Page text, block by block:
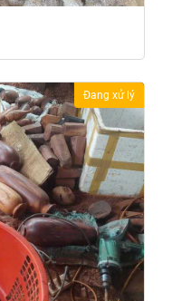
Hòa,Thành Phố Buôn
Đang xử lý